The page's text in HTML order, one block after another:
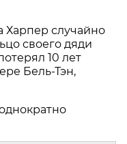
Харпер случайно
своего дяди
10 лет
Бель-Тэн,